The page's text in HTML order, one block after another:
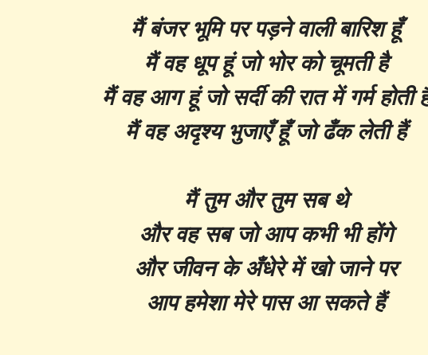
मैं बंजर भूमि पर पड़ने वाली बारिश हूँ
मैं वह धूप हूं जो भोर को चूमती है
मैं वह आग हूं जो सर्दी की रात में गर्म होती
मैं वह अदृश्य भुजाएँ हूँ जो ढँक लेती हैं
मैं तुम और तुम सब थे
और वह सब जो आप कभी भी होंगे
और जीवन के अँधेरे में खो जाने पर
आप हमेशा मेरे पास आ सकते हैं